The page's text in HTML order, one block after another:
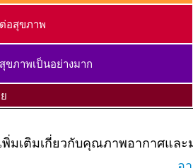
อสุขภาพ
ขภาพเป็นอย่างมาก
มเติมเกี่ยวกับคุณภาพอากาศแล